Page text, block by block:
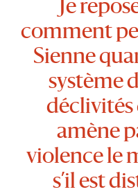
Je
comment
Sienne
système
déclivités
amène
violence le
s’il est